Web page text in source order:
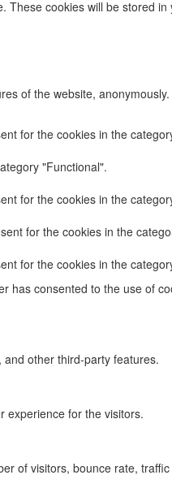
cookies will be stored
of the website, anonymously.
for the cookies in the
"Functional".
for the cookies in the
for the cookies in the
for the cookies in the
has consented to the use of
other third-party features.
experience for the visitors.
of visitors, bounce rate,